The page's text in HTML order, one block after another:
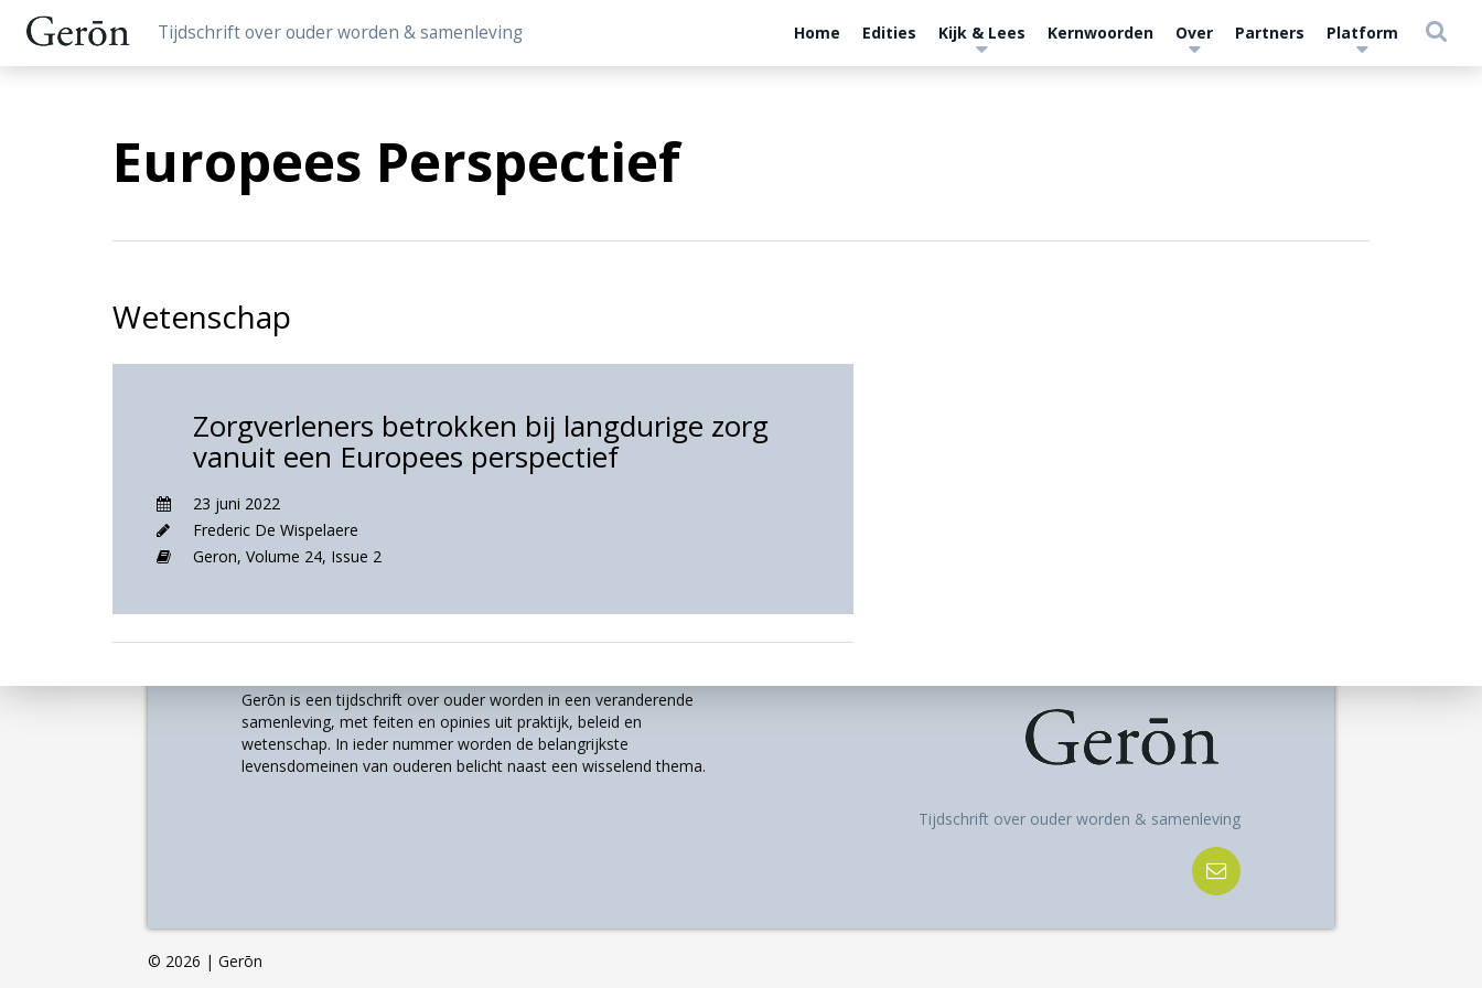
Tijdschrift over ouder worden & samenleving Home Edities Kijk & Lees Kernwoorden Over Partners Platform
Europees Perspectief
Wetenschap
Zorgverleners betrokken bij langdurige zorg
vanuit een Europees perspectief
23 juni 2022
Frederic De Wispelaere
Geron, Volume 24, Issue 2
Gerōn is een tijdschrift over ouder worden in een veranderende
samenleving, met feiten en opinies uit praktijk, beleid en
wetenschap. In ieder nummer worden de belangrijkste
levensdomeinen van ouderen belicht naast een wisselend thema.
Tijdschrift over ouder worden & samenleving
© 2026 | Gerōn